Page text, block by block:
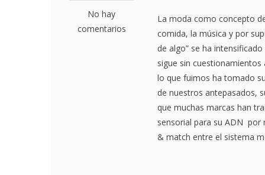
No hay
comentarios
La moda como concepto
comida, la música y por
de algo” se ha
sigue sin
lo que fuimos ha tomado
de nuestros antepasados,
que muchas marcas han
sensorial para su ADN por
& match entre el sistema